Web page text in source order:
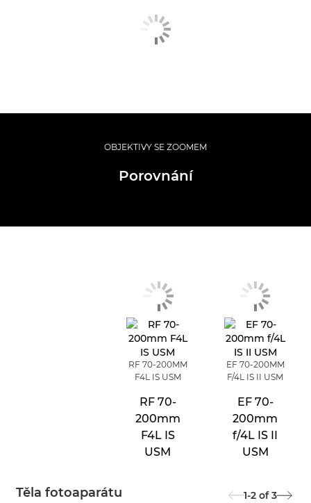
OBJEKTIVY SE ZOOMEM
Porovnání
Těla fotoaparátu
RF 70-200MM
F4L IS USM
RF 70-
200mm
F4L IS
USM
EF 70-200MM
F/4L IS II USM
EF 70-
200mm
f/4L IS II
USM
1-2 of 3